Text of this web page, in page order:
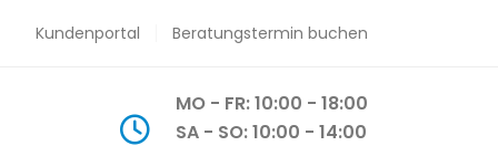
Kundenportal Beratungstermin buchen
MO - FR: 10:00 - 18:00
SA - SO: 10:00 - 14:00